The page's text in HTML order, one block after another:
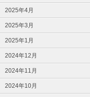
2025年4月
2025年3月
2025年1月
2024年12月
2024年11月
2024年10月